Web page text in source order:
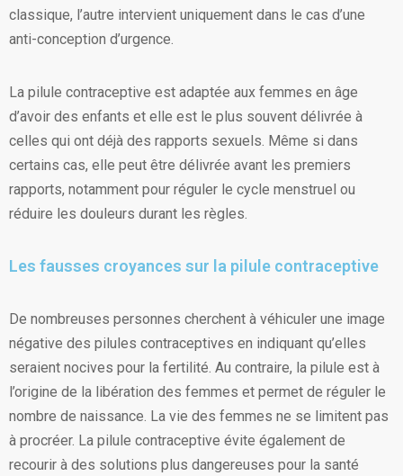
classique, l’autre intervient uniquement dans le cas d’une
anti-conception d’urgence.
La pilule contraceptive est adaptée aux femmes en âge
d’avoir des enfants et elle est le plus souvent délivrée à
celles qui ont déjà des rapports sexuels. Même si dans
certains cas, elle peut être délivrée avant les premiers
rapports, notamment pour réguler le cycle menstruel ou
réduire les douleurs durant les règles.
Les fausses croyances sur la pilule contraceptive
De nombreuses personnes cherchent à véhiculer une image
négative des pilules contraceptives en indiquant qu’elles
seraient nocives pour la fertilité. Au contraire, la pilule est à
l’origine de la libération des femmes et permet de réguler le
nombre de naissance. La vie des femmes ne se limitent pas
à procréer. La pilule contraceptive évite également de
recourir à des solutions plus dangereuses pour la santé